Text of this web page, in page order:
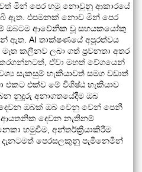
මින් පෙර හමු නොවුනු ආකාරයේ
ඇත. එපමනක් නොව මින් පෙර
ඔබටම ආවේනික වූ සහයකයෝකු
ඇත. AI තාක්ෂණයේ අපූරත්වය
කලීනව ලබා ගත් ප්‍රවනතා අතර
ඒවා මහත් වේගයෙන්
සැකසුම් හැකියාවත් සමග වඩාත්
එකට එක්ව මේ විශිෂ්ඨ හැකියාව
නුදුරු අනාගතයේදීම ඔබ
ඔබක් ඔබ වෙනු වෙන් පෙනී
දෙවන නැතිනම්
හමුවීම, අන්තර්ක්‍රියාකිරීම
පෙරසලකුනු පැමිනෙමින්